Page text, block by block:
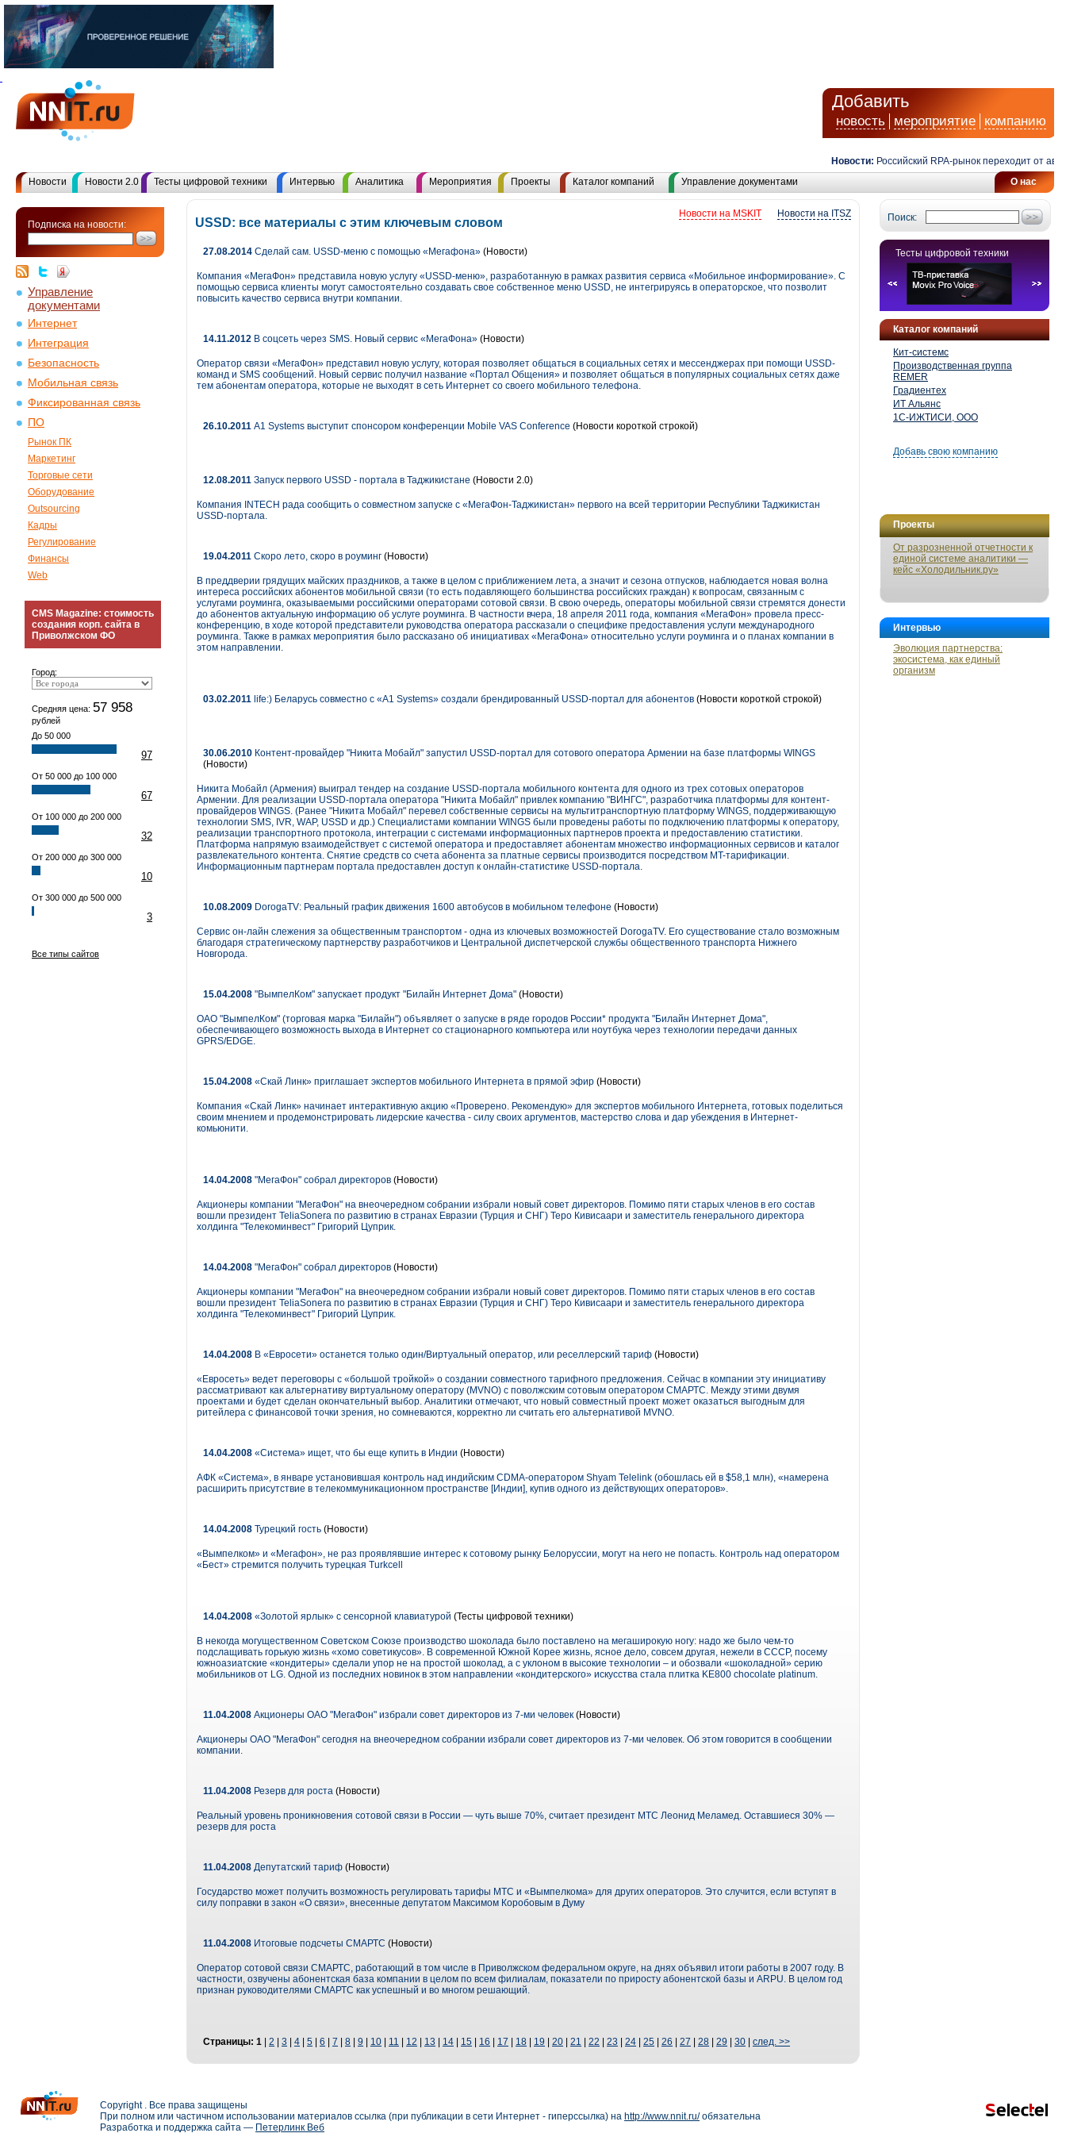
Добавить
новость мероприятие компанию
Новости: Российский RPA-рынок переходит от
О нас
Новости Новости 2.0 Тесты цифровой техники Интервью Аналитика Мероприятия Проекты Каталог компаний Управление документами
Подписка на новости:
Управление
документами
Интернет
Интеграция
Безопасность
Мобильная связь
Фиксированная связь
ПО
Рынок ПК
Маркетинг
Торговые сети
Оборудование
Outsourcing
Кадры
Регулирование
Финансы
Web
CMS Magazine: стоимость
создания корп. сайта в
Приволжском ФО
Город:
Средняя цена: 57 958
рублей
До 50 000
97
От 50 000 до 100 000
67
От 100 000 до 200 000
32
От 200 000 до 300 000
10
От 300 000 до 500 000
3
Все типы сайтов
Поиск:
Тесты цифровой техники
Каталог компаний
Кит-системс
Производственная группа
REMER
Градиентех
ИТ Альянс
1С-ИЖТИСИ, ООО
Добавь свою компанию
Проекты
От разрозненной отчетности к
единой системе аналитики —
кейс «Холодильник.ру»
Интервью
Эволюция партнерства:
экосистема, как единый
организм
Новости на ITSZ
Новости на MSKIT
USSD: все материалы с этим ключевым словом
27.08.2014 Сделай сам. USSD-меню с помощью «Мегафона» (Новости)
Компания «МегаФон» представила новую услугу «USSD-меню», разработанную в рамках развития сервиса «Мобильное информирование». C
помощью сервиса клиенты могут самостоятельно создавать свое собственное меню USSD, не интегрируясь в операторское, что позволит
повысить качество сервиса внутри компании.
14.11.2012 В соцсеть через SMS. Новый сервис «МегаФона» (Новости)
Оператор связи «МегаФон» представил новую услугу, которая позволяет общаться в социальных сетях и мессенджерах при помощи USSD-
команд и SMS сообщений. Новый сервис получил название «Портал Общения» и позволяет общаться в популярных социальных сетях даже
тем абонентам оператора, которые не выходят в сеть Интернет со своего мобильного телефона.
26.10.2011 А1 Systems выступит спонсором конференции Mobile VAS Conference (Новости короткой строкой)
12.08.2011 Запуск первого USSD - портала в Таджикистане (Новости 2.0)
Компания INTECH рада сообщить о совместном запуске с «МегаФон-Таджикистан» первого на всей территории Республики Таджикистан
USSD-портала.
19.04.2011 Скоро лето, скоро в роуминг (Новости)
В преддверии грядущих майских праздников, а также в целом с приближением лета, а значит и сезона отпусков, наблюдается новая волна
интереса российских абонентов мобильной связи (то есть подавляющего большинства российских граждан) к вопросам, связанным с
услугами роуминга, оказываемыми российскими операторами сотовой связи. В свою очередь, операторы мобильной связи стремятся донести
до абонентов актуальную информацию об услуге роуминга. В частности вчера, 18 апреля 2011 года, компания «МегаФон» провела пресс-
конференцию, в ходе которой представители руководства оператора рассказали о специфике предоставления услуги международного
роуминга. Также в рамках мероприятия было рассказано об инициативах «МегаФона» относительно услуги роуминга и о планах компании в
этом направлении.
03.02.2011 life:) Беларусь совместно с «A1 Systems» создали брендированный USSD-портал для абонентов (Новости короткой строкой)
30.06.2010 Контент-провайдер "Никита Мобайл" запустил USSD-портал для сотового оператора Армении на базе платформы WINGS
(Новости)
Никита Мобайл (Армения) выиграл тендер на создание USSD-портала мобильного контента для одного из трех сотовых операторов
Армении. Для реализации USSD-портала оператора "Никита Мобайл" привлек компанию "ВИНГС", разработчика платформы для контент-
провайдеров WINGS. (Ранее "Никита Мобайл" перевел собственные сервисы на мультитранспортную платформу WINGS, поддерживающую
технологии SMS, IVR, WAP, USSD и др.) Специалистами компании WINGS были проведены работы по подключению платформы к оператору,
реализации транспортного протокола, интеграции с системами информационных партнеров проекта и предоставлению статистики.
Платформа напрямую взаимодействует с системой оператора и предоставляет абонентам множество информационных сервисов и каталог
развлекательного контента. Снятие средств со счета абонента за платные сервисы производится посредством MT-тарификации.
Информационным партнерам портала предоставлен доступ к онлайн-статистике USSD-портала.
10.08.2009 DorogaTV: Реальный график движения 1600 автобусов в мобильном телефоне (Новости)
Сервис он-лайн слежения за общественным транспортом - одна из ключевых возможностей DorogaTV. Его существование стало возможным
благодаря стратегическому партнерству разработчиков и Центральной диспетчерской службы общественного транспорта Нижнего
Новгорода.
15.04.2008 "ВымпелКом" запускает продукт "Билайн Интернет Дома" (Новости)
ОАО "ВымпелКом" (торговая марка "Билайн") объявляет о запуске в ряде городов России* продукта "Билайн Интернет Дома",
обеспечивающего возможность выхода в Интернет со стационарного компьютера или ноутбука через технологии передачи данных
GPRS/EDGE.
15.04.2008 «Скай Линк» приглашает экспертов мобильного Интернета в прямой эфир (Новости)
Компания «Скай Линк» начинает интерактивную акцию «Проверено. Рекомендую» для экспертов мобильного Интернета, готовых поделиться
своим мнением и продемонстрировать лидерские качества - силу своих аргументов, мастерство слова и дар убеждения в Интернет-
комьюнити.
14.04.2008 "МегаФон" собрал директоров (Новости)
Акционеры компании "МегаФон" на внеочередном собрании избрали новый совет директоров. Помимо пяти старых членов в его состав
вошли президент TeliaSonera по развитию в странах Евразии (Турция и СНГ) Теро Кивисаари и заместитель генерального директора
холдинга "Телекоминвест" Григорий Цуприк.
14.04.2008 "МегаФон" собрал директоров (Новости)
Акционеры компании "МегаФон" на внеочередном собрании избрали новый совет директоров. Помимо пяти старых членов в его состав
вошли президент TeliaSonera по развитию в странах Евразии (Турция и СНГ) Теро Кивисаари и заместитель генерального директора
холдинга "Телекоминвест" Григорий Цуприк.
14.04.2008 В «Евросети» останется только один/Виртуальный оператор, или реселлерский тариф (Новости)
«Евросеть» ведет переговоры с «большой тройкой» о создании совместного тарифного предложения. Сейчас в компании эту инициативу
рассматривают как альтернативу виртуальному оператору (MVNO) с поволжским сотовым оператором СМАРТС. Между этими двумя
проектами и будет сделан окончательный выбор. Аналитики отмечают, что новый совместный проект может оказаться выгодным для
ритейлера с финансовой точки зрения, но сомневаются, корректно ли считать его альтернативой MVNO.
14.04.2008 «Система» ищет, что бы еще купить в Индии (Новости)
АФК «Система», в январе установившая контроль над индийским CDMA-оператором Shyam Telelink (обошлась ей в $58,1 млн), «намерена
расширить присутствие в телекоммуникационном пространстве [Индии], купив одного из действующих операторов».
14.04.2008 Турецкий гость (Новости)
«Вымпелком» и «Мегафон», не раз проявлявшие интерес к сотовому рынку Белоруссии, могут на него не попасть. Контроль над оператором
«Бест» стремится получить турецкая Turkcell
14.04.2008 «Золотой ярлык» с сенсорной клавиатурой (Тесты цифровой техники)
В некогда могущественном Советском Союзе производство шоколада было поставлено на мегаширокую ногу: надо же было чем-то
подслащивать горькую жизнь «хомо советикусов». В современной Южной Корее жизнь, ясное дело, совсем другая, нежели в СССР, посему
южноазиатские «кондитеры» сделали упор не на простой шоколад, а с уклоном в высокие технологии – и обозвали «шоколадной» серию
мобильников от LG. Одной из последних новинок в этом направлении «кондитерского» искусства стала плитка KE800 chocolate platinum.
11.04.2008 Акционеры ОАО "МегаФон" избрали совет директоров из 7-ми человек (Новости)
Акционеры ОАО "МегаФон" сегодня на внеочередном собрании избрали совет директоров из 7-ми человек. Об этом говорится в сообщении
компании.
11.04.2008 Резерв для роста (Новости)
Реальный уровень проникновения сотовой связи в России — чуть выше 70%, считает президент МТС Леонид Меламед. Оставшиеся 30% —
резерв для роста
11.04.2008 Депутатский тариф (Новости)
Государство может получить возможность регулировать тарифы МТС и «Вымпелкома» для других операторов. Это случится, если вступят в
силу поправки в закон «О связи», внесенные депутатом Максимом Коробовым в Думу
11.04.2008 Итоговые подсчеты СМАРТС (Новости)
Оператор сотовой связи СМАРТС, работающий в том числе в Приволжском федеральном округе, на днях объявил итоги работы в 2007 году. В
частности, озвучены абонентская база компании в целом по всем филиалам, показатели по приросту абонентской базы и ARPU. В целом год
признан руководителями СМАРТС как успешный и во многом решающий.
Страницы: 1 2 3 4 5 6 7 8 9 10 11 12 13 14 15 16 17 18 19 20 21 22 23 24 25 26 27 28 29 30 след. >>
Copyright . Все права защищены
При полном или частичном использовании материалов ссылка (при публикации в сети Интернет - гиперссылка) на http://www.nnit.ru/обязательна
Разработка и поддержка сайта — Петерлинк Веб